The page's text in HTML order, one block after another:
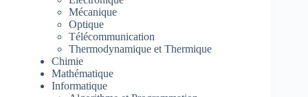
Mécanique
Optique
Télécommunication
Thermodynamique et Thermique
Chimie
Mathématique
Informatique